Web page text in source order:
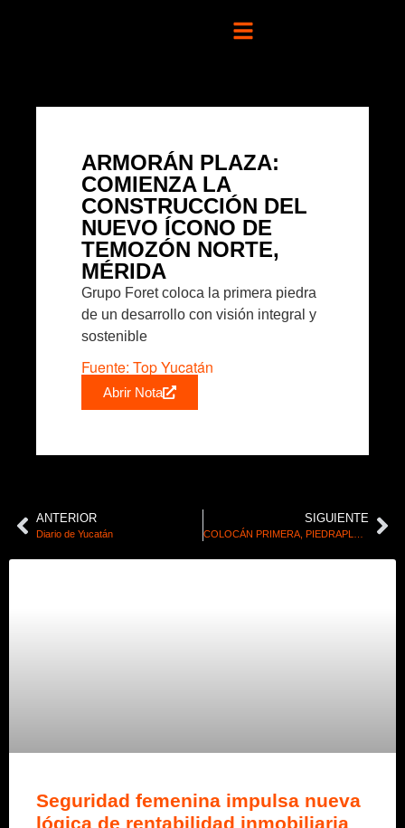
ARMORÁN PLAZA:
COMIENZA LA
CONSTRUCCIÓN DEL
NUEVO ÍCONO DE
TEMOZÓN NORTE,
MÉRIDA
Grupo Foret coloca la primera piedra
de un desarrollo con visión integral y
sostenible
Fuente: Top Yucatán
Abrir Nota
ANTERIOR
Diario de Yucatán
SIGUIENTE
Seguridad femenina impulsa nueva
lógica de rentabilidad inmobiliaria